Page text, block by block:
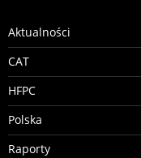
Aktualności
CAT
HFPC
Polska
Raporty